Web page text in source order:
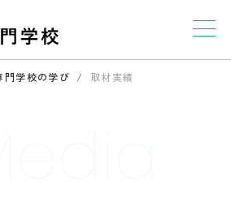
門学校の学び 取材実績